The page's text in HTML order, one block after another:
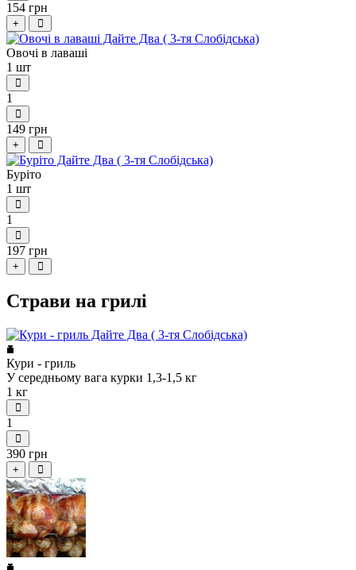
154 грн
+
Овочі в лаваші
1 шт
1
149 грн
+
Буріто
1 шт
1
197 грн
+
Страви на грилі
Кури - гриль
У середньому вага курки 1,3-1,5 кг
1 кг
1
390 грн
+